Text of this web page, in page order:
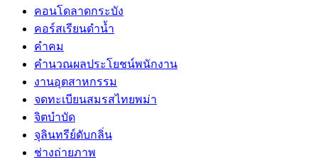
คอนโดลาดกระบัง
คอร์สเรียนดำน้ำ
คำคม
คำนวณผลประโยชน์พนักงาน
งานอุตสาหกรรม
จดทะเบียนสมรสไทยพม่า
จิตบำบัด
จุลินทรีย์ดับกลิ่น
ช่างถ่ายภาพ